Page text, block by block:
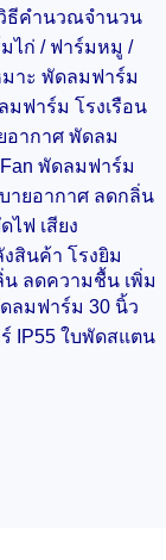
ธีคำนวณจำนวน
ไก่ / ฟาร์มหมู /
าะ พัดลมฟาร์ม
มฟาร์ม โรงเรือน
อากาศ พัดลม
พัดลมฟาร์ม
ายอากาศ ลดกลิ่น
ไฟ เสียง
สินค้า โรงยิม
ลดความชื้น เพิ่ม
ลมฟาร์ม 30 นิ้ว
IP55 ใบพัดสแตน